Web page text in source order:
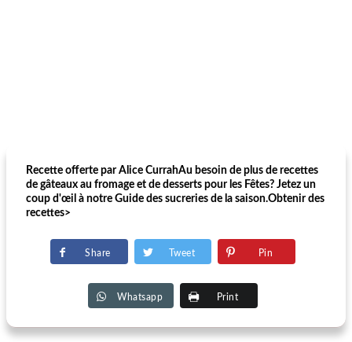
Recette offerte par Alice CurrahAu besoin de plus de recettes
de gâteaux au fromage et de desserts pour les Fêtes? Jetez un
coup d'œil à notre Guide des sucreries de la saison.Obtenir des
recettes>
Share Tweet Pin
Whatsapp Print